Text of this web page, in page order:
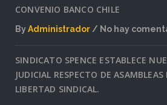
CONVENIO BANCO CHILE
ByAdministrador
No hay
SINDICATO SPENCE ESTABLECE
JUDICIAL RESPECTO DE ASAMBLEAS
LIBERTAD SINDICAL.